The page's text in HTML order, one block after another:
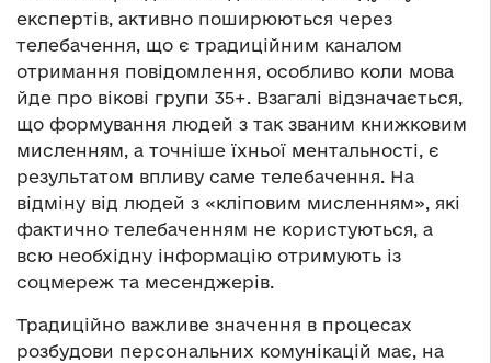
експертів, активно поширюються через
телебачення, що є традиційним каналом
отримання повідомлення, особливо коли мова
йде про вікові групи 35+. Взагалі відзначається,
що формування людей з так званим книжковим
мисленням, а точніше їхньої ментальності, є
результатом впливу саме телебачення. На
відміну від людей з «кліповим мисленням», які
фактично телебаченням не користуються, а
всю необхідну інформацію отримують із
соцмереж та месенджерів.
Традиційно важливе значення в процесах
розбудови персональних комунікацій має, на